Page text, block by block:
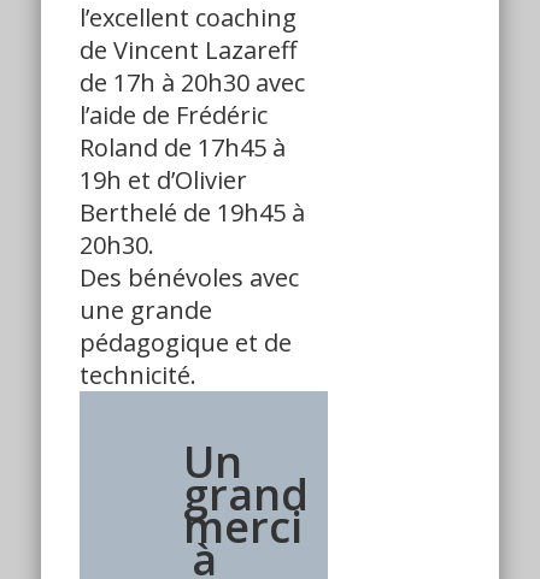
l’excellent coaching
de Vincent Lazareff
de 17h à 20h30 avec
l’aide de Frédéric
Roland de 17h45 à
19h et d’Olivier
Berthelé de 19h45 à
20h30.
Des bénévoles avec
une grande
pédagogique et de
technicité.
Un
grand
merci
à